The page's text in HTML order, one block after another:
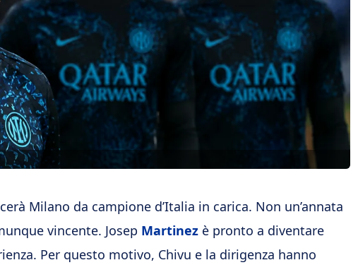
Milano da campione d’Italia in carica. Non un’annata
vincente. Josep Martinez è pronto a diventare
Per questo motivo, Chivu e la dirigenza hanno